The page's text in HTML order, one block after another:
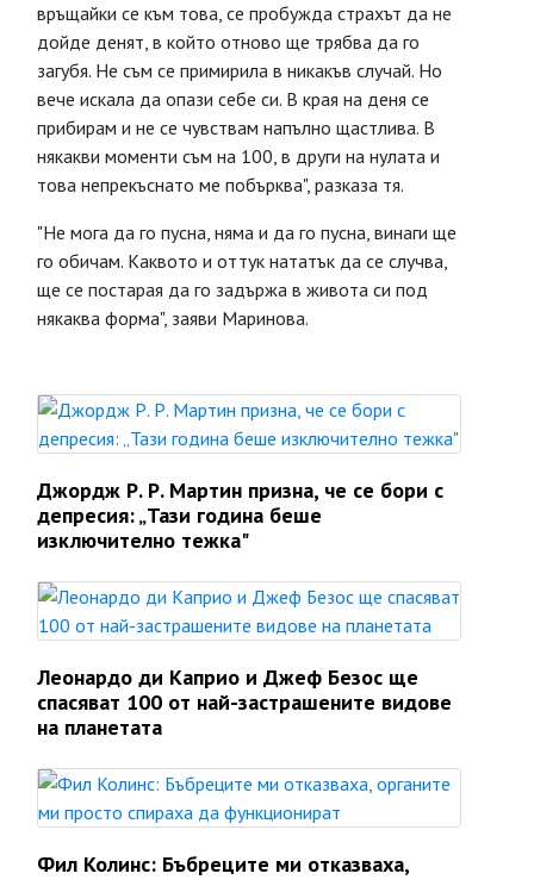
връщайки се към това, се пробужда страхът да не
дойде денят, в който отново ще трябва да го
загубя. Не съм се примирила в никакъв случай. Но
вече искала да опази себе си. В края на деня се
прибирам и не се чувствам напълно щастлива. В
някакви моменти съм на 100, в други на нулата и
това непрекъснато ме побърква", разказа тя.
"Не мога да го пусна, няма и да го пусна, винаги ще
го обичам. Каквото и оттук нататък да се случва,
ще се постарая да го задържа в живота си под
някаква форма", заяви Маринова.
Джордж Р. Р. Мартин призна, че се бори с
депресия: „Тази година беше
изключително тежка"
Леонардо ди Каприо и Джеф Безос ще
спасяват 100 от най-застрашените видове
на планетата
Фил Колинс: Бъбреците ми отказваха,